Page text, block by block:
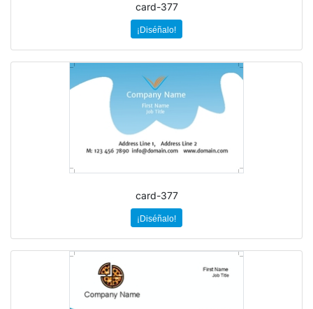
card-377
¡Diséñalo!
card-377
¡Diséñalo!